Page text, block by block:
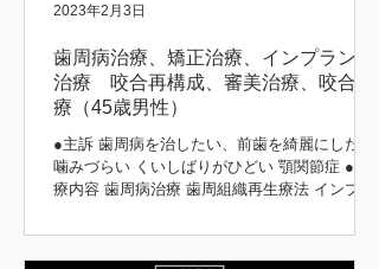
歯周病治療、矯正治療、インプラント
治療 咬合再構成、審美治療、咬合治
療（45歳男性）
●主訴 歯周病を治したい、前歯を綺麗にしたい
噛みづらい くいしばりがひどい 顎関節症 ●治
療内容 歯周病治療 歯周組織再生療法 インプラ
合治療 審美治療 ●患者さんの希望 長持ちする
治療をしてほしい 矯正前後 初診時 治療後...
2023年2月3日